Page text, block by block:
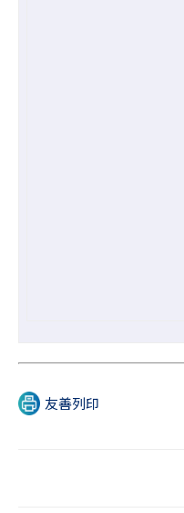
友善列印